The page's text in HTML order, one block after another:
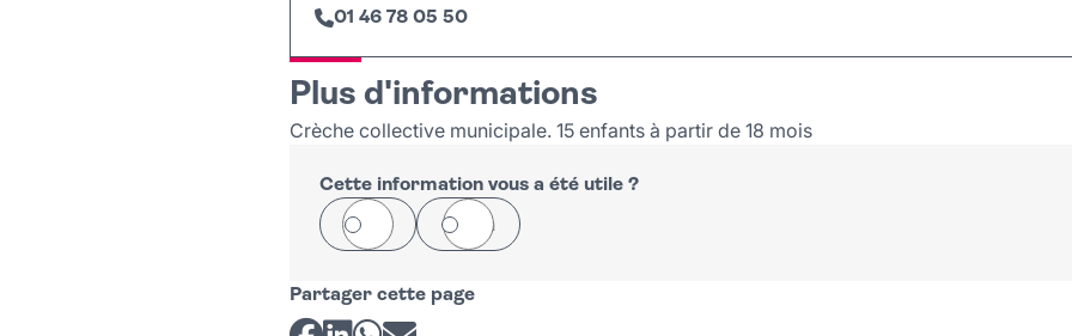
01 46 78 05 50
+
−
Plus d'informations
Crèche collective municipale. 15 enfants à partir de 18 mois
Cette information vous a été utile ?
Oui Non
Partager cette page
Partager sur Facebook
Partager sur LinkedIn
Partager sur Whatsapp
Partager par courriel